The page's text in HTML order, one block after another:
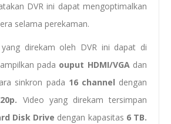
DVR ini dapat mengoptimalkan
selama perekaman.
direkam oleh DVR ini dapat di
pada ouput HDMI/VGAdan
sinkron pada 16 channel dengan
Video yang direkam tersimpan
Disk Drive dengan kapasitas 6 TB.